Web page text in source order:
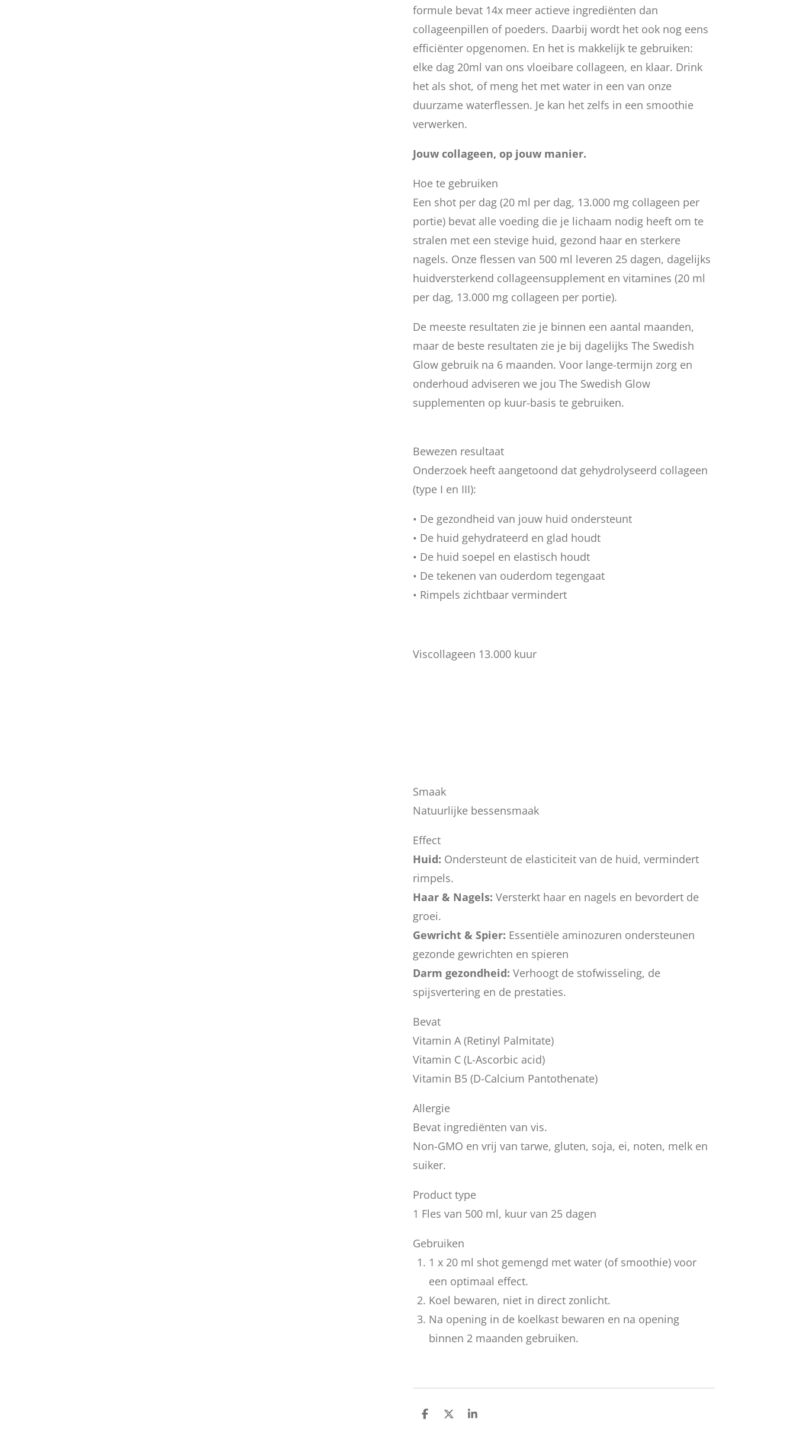
formule bevat 14x meer actieve ingrediënten dan
collageenpillen of poeders. Daarbij wordt het ook nog eens
efficiënter opgenomen. En het is makkelijk te gebruiken:
elke dag 20ml van ons vloeibare collageen, en klaar. Drink
het als shot, of meng het met water in een van onze
duurzame waterflessen. Je kan het zelfs in een smoothie
verwerken.
Jouw collageen, op jouw manier.
Hoe te gebruiken
Een shot per dag (20 ml per dag, 13.000 mg collageen per
portie) bevat alle voeding die je lichaam nodig heeft om te
stralen met een stevige huid, gezond haar en sterkere
nagels. Onze flessen van 500 ml leveren 25 dagen, dagelijks
huidversterkend collageensupplement en vitamines (20 ml
per dag, 13.000 mg collageen per portie).
De meeste resultaten zie je binnen een aantal maanden,
maar de beste resultaten zie je bij dagelijks The Swedish
Glow gebruik na 6 maanden. Voor lange-termijn zorg en
onderhoud adviseren we jou The Swedish Glow
supplementen op kuur-basis te gebruiken.
Bewezen resultaat
Onderzoek heeft aangetoond dat gehydrolyseerd collageen
(type I en III):
• De gezondheid van jouw huid ondersteunt
• De huid gehydrateerd en glad houdt
• De huid soepel en elastisch houdt
• De tekenen van ouderdom tegengaat
• Rimpels zichtbaar vermindert
Viscollageen 13.000 kuur
Smaak
Natuurlijke bessensmaak
Effect
Huid: Ondersteunt de elasticiteit van de huid, vermindert
rimpels.
Haar & Nagels: Versterkt haar en nagels en bevordert de
groei.
Gewricht & Spier: Essentiële aminozuren ondersteunen
gezonde gewrichten en spieren
Darm gezondheid: Verhoogt de stofwisseling, de
spijsvertering en de prestaties.
Bevat
Vitamin A (Retinyl Palmitate)
Vitamin C (L-Ascorbic acid)
Vitamin B5 (D-Calcium Pantothenate)
Allergie
Bevat ingrediënten van vis.
Non-GMO en vrij van tarwe, gluten, soja, ei, noten, melk en
suiker.
Product type
1 Fles van 500 ml, kuur van 25 dagen
Gebruiken
1 x 20 ml shot gemengd met water (of smoothie) voor
een optimaal effect.
Koel bewaren, niet in direct zonlicht.
Na opening in de koelkast bewaren en na opening
binnen 2 maanden gebruiken.
D
D
S